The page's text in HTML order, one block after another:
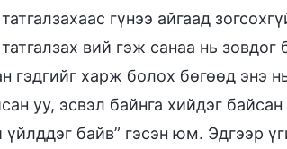
гүнээ айгаад
вий гэж санаа нь
гэдгийг харж болох бөгөөд энэ
уу, эсвэл байнга хийдэг
үйлддэг байв” гэсэн юм. Эдгээр